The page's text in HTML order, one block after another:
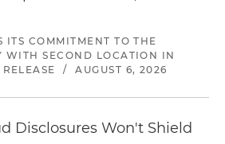
ITS COMMITMENT TO THE
WITH SECOND LOCATION IN
RELEASE / AUGUST 6, 2026
Disclosures Won't Shield